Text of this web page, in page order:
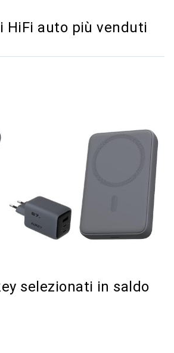
HiFi auto più venduti
selezionati in saldo